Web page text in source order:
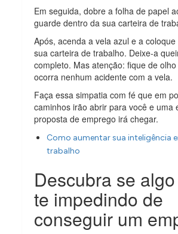
Em seguida, dobre a folha de papel
guarde dentro da sua carteira de
Após, acenda a vela azul e a
sua carteira de trabalho. Deixe-a
completo. Mas atenção: fique de
ocorra nenhum acidente com a vela.
Faça essa simpatia com fé que em
caminhos irão abrir para você e uma
proposta de emprego irá chegar.
Como aumentar sua inteligência
trabalho
Descubra se
te impedindo de
conseguir um